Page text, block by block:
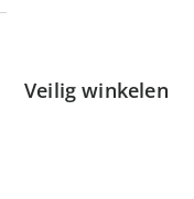
Veilig winkelen